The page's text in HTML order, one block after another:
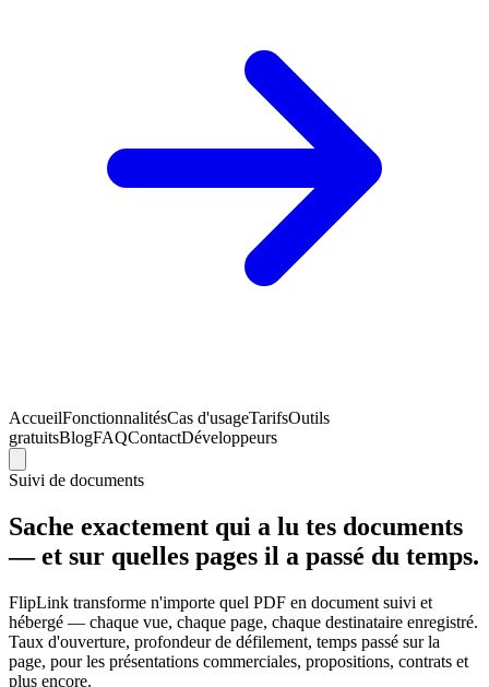
AccueilFonctionnalitésCas d'usageTarifsOutils
gratuitsBlogFAQContactDéveloppeurs
Suivi de documents
Sache exactement qui a lu tes documents
— et sur quelles pages il a passé du temps.
FlipLink transforme n'importe quel PDF en document suivi et
hébergé — chaque vue, chaque page, chaque destinataire enregistré.
Taux d'ouverture, profondeur de défilement, temps passé sur la
page, pour les présentations commerciales, propositions, contrats et
plus encore.